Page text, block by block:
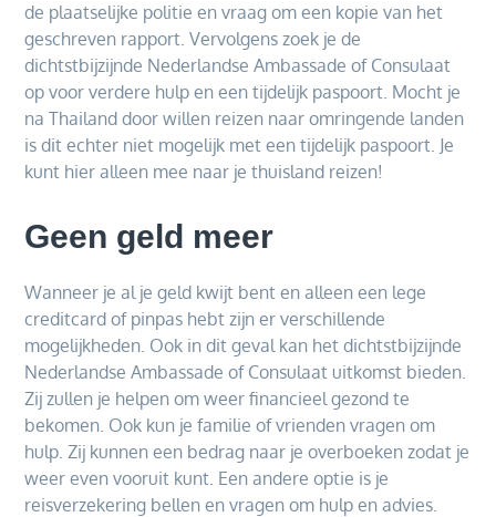
de plaatselijke politie en vraag om een kopie van het
geschreven rapport. Vervolgens zoek je de
dichtstbijzijnde Nederlandse Ambassade of Consulaat
op voor verdere hulp en een tijdelijk paspoort. Mocht je
na Thailand door willen reizen naar omringende landen
is dit echter niet mogelijk met een tijdelijk paspoort. Je
kunt hier alleen mee naar je thuisland reizen!
Geen geld meer
Wanneer je al je geld kwijt bent en alleen een lege
creditcard of pinpas hebt zijn er verschillende
mogelijkheden. Ook in dit geval kan het dichtstbijzijnde
Nederlandse Ambassade of Consulaat uitkomst bieden.
Zij zullen je helpen om weer financieel gezond te
bekomen. Ook kun je familie of vrienden vragen om
hulp. Zij kunnen een bedrag naar je overboeken zodat je
weer even vooruit kunt. Een andere optie is je
reisverzekering bellen en vragen om hulp en advies.